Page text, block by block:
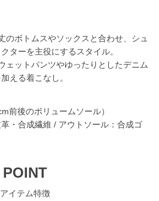
のボトムスやソックスと合わせ、シュ
ターを主役にするスタイル。
ェットパンツやゆったりとしたデニム
える着こなし。
前後のボリュームソール）
革・合成繊維 / アウトソール：合成ゴ
POINT
アイテム特徴